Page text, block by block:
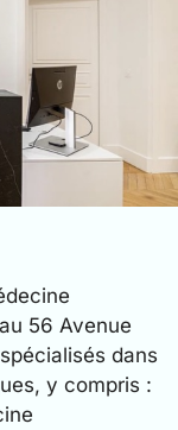
56 Avenue
dans
y compris :